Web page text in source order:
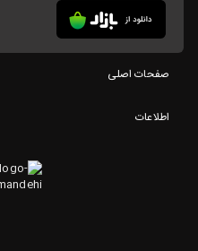
صفحات اصلی
اطلاعات